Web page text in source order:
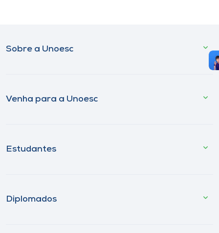
Sobre a Unoesc
Venha para a Unoesc
Estudantes
Diplomados